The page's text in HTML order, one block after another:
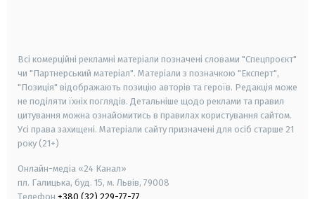
Всі комерційні рекламні матеріали позначені словами "Спецпроєкт"
чи "Партнерський матеріал". Матеріали з позначкою "Експерт",
"Позиція" відображають позицію авторів та героїв. Редакція може
не поділяти їхніх поглядів. Детальніше щодо реклами та правил
цитування можна ознайомитись в правилах користування сайтом.
Усі права захищені. Матеріали сайту призначені для осіб старше 21
року (21+)
Онлайн-медіа «24 Канал»
пл. Галицька, буд. 15, м. Львів, 79008
Телефон +380 (32) 229-77-77